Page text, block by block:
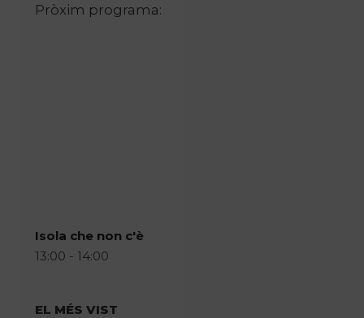
Pròxim programa:
Isola che non c'è
13:00 - 14:00
EL MÉS VIST